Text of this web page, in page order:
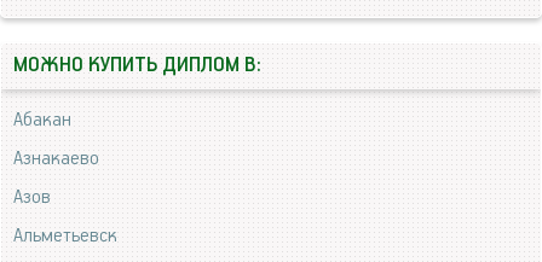
МОЖНО КУПИТЬ ДИПЛОМ В:
Абакан
Азнакаево
Азов
Альметьевск